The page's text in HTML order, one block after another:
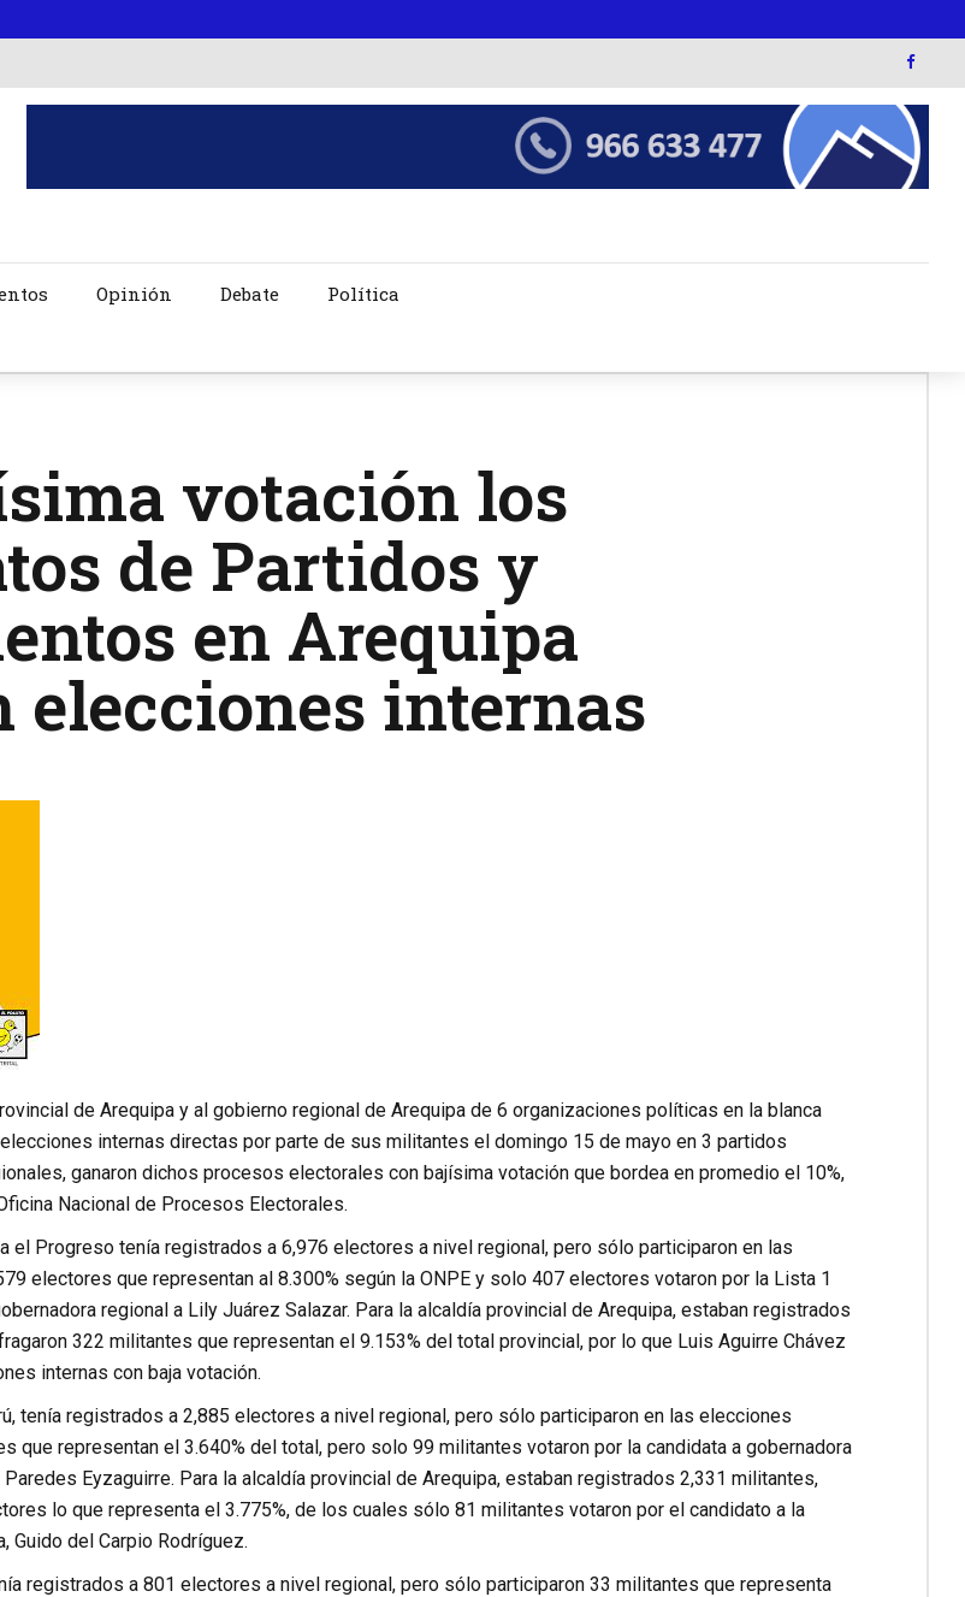
Opinión Debate Política
votación los
de Partidos y
en Arequipa
elecciones internas
de Arequipa y al gobierno regional de Arequipa de 6 organizaciones políticas en la blanca
internas directas por parte de sus militantes el domingo 15 de mayo en 3 partidos
ganaron dichos procesos electorales con bajísima votación que bordea en promedio el 10%,
Nacional de Procesos Electorales.
el Progreso tenía registrados a 6,976 electores a nivel regional, pero sólo participaron en las
electores que representan al 8.300% según la ONPE y solo 407 electores votaron por la Lista 1
regional a Lily Juárez Salazar. Para la alcaldía provincial de Arequipa, estaban registrados
322 militantes que representan el 9.153% del total provincial, por lo que Luis Aguirre Chávez
internas con baja votación.
tenía registrados a 2,885 electores a nivel regional, pero sólo participaron en las elecciones
que representan el 3.640% del total, pero solo 99 militantes votaron por la candidata a gobernadora
Eyzaguirre. Para la alcaldía provincial de Arequipa, estaban registrados 2,331 militantes,
lo que representa el 3.775%, de los cuales sólo 81 militantes votaron por el candidato a la
Guido del Carpio Rodríguez.
registrados a 801 electores a nivel regional, pero sólo participaron 33 militantes que representa